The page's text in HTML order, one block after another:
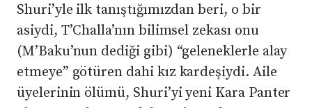
Shuri’yle ilk tanıştığımızdan beri, o bir
asiydi, T’Challa’nın bilimsel zekası onu
(M’Baku’nun dediği gibi) “geleneklerle alay
etmeye” götüren dahi kız kardeşiydi. Aile
üyelerinin ölümü, Shuri’yi yeni Kara Panter